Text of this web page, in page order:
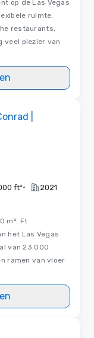
op de Las Vegas
ruimte,
restaurants,
veel plezier van
|
ft²• 2021
m². Ft
het Las Vegas
van 23.000
ramen van vloer